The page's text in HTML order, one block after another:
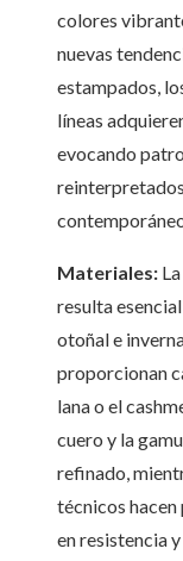
colores
nuevas
estampados,
líneas
evocando
Materiales:
resulta
otoñal e
proporcionan
lana o el
cuero y la
refinado,
técnicos
en resistencia